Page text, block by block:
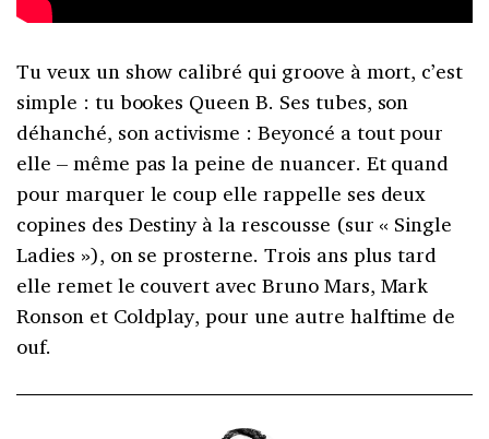
Tu veux un show calibré qui groove à mort, c’est
simple : tu bookes Queen B. Ses tubes, son
déhanché, son activisme : Beyoncé a tout pour
elle – même pas la peine de nuancer. Et quand
pour marquer le coup elle rappelle ses deux
copines des Destiny à la rescousse (sur « Single
Ladies »), on se prosterne. Trois ans plus tard
elle remet le couvert avec Bruno Mars, Mark
Ronson et Coldplay, pour une autre halftime de
ouf.